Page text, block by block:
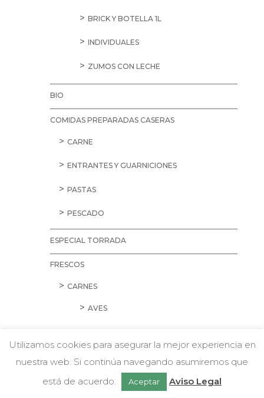
BRICK Y BOTELLA 1L
INDIVIDUALES
ZUMOS CON LECHE
BIO
COMIDAS PREPARADAS CASERAS
CARNE
ENTRANTES Y GUARNICIONES
PASTAS
PESCADO
ESPECIAL TORRADA
FRESCOS
CARNES
AVES
CORDERO Y CONEJO
w Chatea con nosotros
Utilizamos cookies para asegurar la mejor experiencia en
nuestra web. Si continúa navegando asumiremos que
está de acuerdo.
Aceptar Aviso Legal